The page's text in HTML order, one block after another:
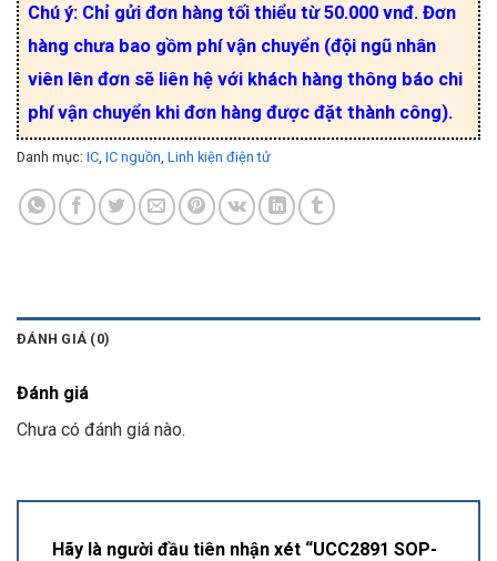
Chú ý: Chỉ gửi đơn hàng tối thiểu từ 50.000 vnđ. Đơn
hàng chưa bao gồm phí vận chuyển (đội ngũ nhân
viên lên đơn sẽ liên hệ với khách hàng thông báo chi
phí vận chuyển khi đơn hàng được đặt thành công).
Danh mục: IC, IC nguồn, Linh kiện điện tử
ĐÁNH GIÁ (0)
Đánh giá
Chưa có đánh giá nào.
Hãy là người đầu tiên nhận xét “UCC2891 SOP-